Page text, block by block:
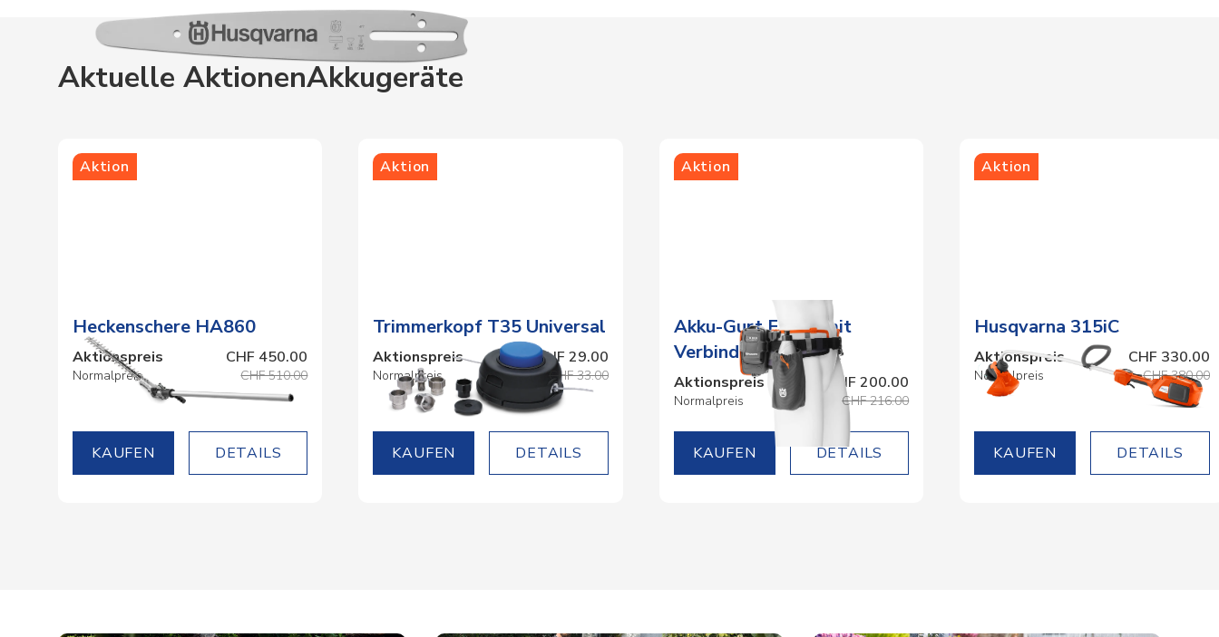
Aktuelle AktionenAkkugeräte
Aktion
Heckenschere HA860
Aktionspreis CHF 450.00
Normalpreis CHF 510.00
DETAILS
Aktion
Trimmerkopf T35 Universal
Aktionspreis CHF 29.00
Normalpreis CHF 33.00
DETAILS
Aktion
Akku-Gurt FLEXI mit
Verbindungsstecker
Aktionspreis CHF 200.00
Normalpreis CHF 216.00
DETAILS
Aktion
Husqvarna 315iC
Aktionspreis CHF 330.00
Normalpreis CHF 380.00
DETAILS